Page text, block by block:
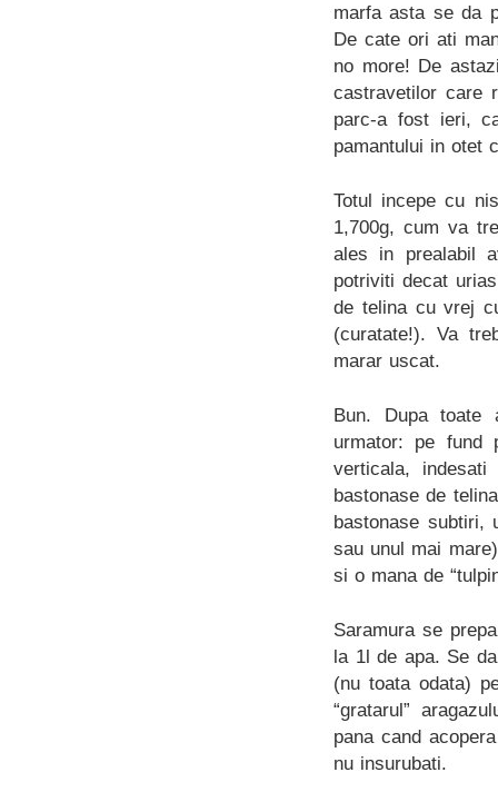
marfa asta se da
De cate ori ati
no more! De
castravetilor care
parc-a fost ieri,
pamantului in otet
Totul incepe cu
1,700g, cum va
ales in prealabil
potriviti decat
de telina cu vrej
(curatate!). Va
marar uscat.
Bun. Dupa toate
urmator: pe
verticala,
bastonase de
bastonase
sau unul mai
si o mana de
Saramura se
la 1l de apa. Se
(nu toata odata)
“gratarul”
pana cand
nu insurubati.